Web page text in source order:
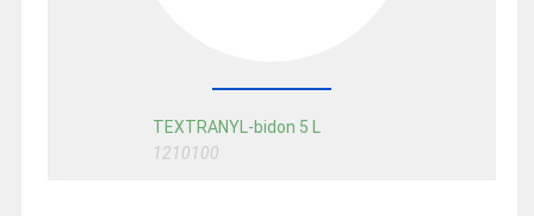
TEXTRANYL-bidon 5 L
1210100